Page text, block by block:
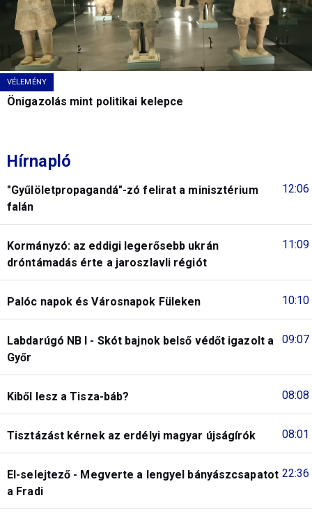
VÉLEMÉNY
Önigazolás mint politikai kelepce
Hírnapló
12:06
"Gyűlöletpropagandá"-zó felirat a minisztérium
falán
11:09
Kormányzó: az eddigi legerősebb ukrán
dróntámadás érte a jaroszlavli régiót
10:10
Palóc napok és Városnapok Füleken
09:07
Labdarúgó NB I - Skót bajnok belső védőt igazolt a
Győr
08:08
Kiből lesz a Tisza-báb?
08:01
Tisztázást kérnek az erdélyi magyar újságírók
22:36
El-selejtező - Megverte a lengyel bányászcsapatot
a Fradi